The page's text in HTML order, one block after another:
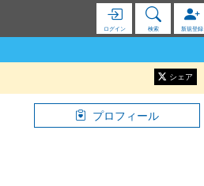
ログイン 検索 新規登録
シェア
プロフィール